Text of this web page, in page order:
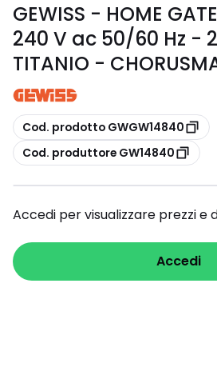
GEWISS - HOME
240 V ac 50/60 Hz -
TITANIO -
copia
Cod. prodotto GWGW14840
copia
Cod. produttore GW14840
Accedi per visualizzare prezzi e
Accedi